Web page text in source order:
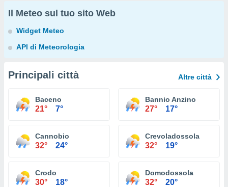
Il Meteo sul tuo sito Web
Widget Meteo
API di Meteorologia
Principali città Altre città
Baceno
21° 7°
Bannio Anzino
27° 17°
Cannobio
32° 24°
Crevoladossola
32° 19°
Crodo
30° 18°
Domodossola
32° 20°